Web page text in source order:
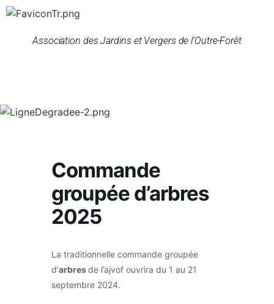
Association des Jardins et Vergers de l’Outre-Forêt
Commande
groupée d’arbres
2025
La traditionnelle commande groupée
d’arbresde l’ajvof ouvrira du 1 au 21
septembre 2024.